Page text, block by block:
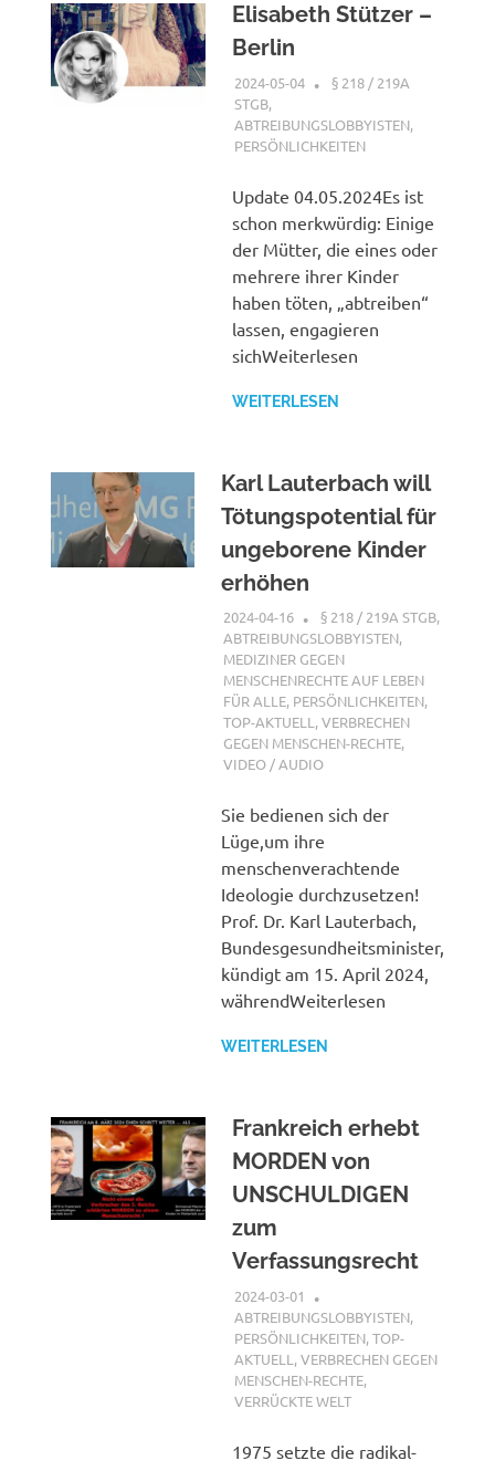
Elisabeth Stützer –
Berlin
2024-05-04 XX
§ 218 / 219A
STGB,
ABTREIBUNGSLOBBYISTEN,
PERSÖNLICHKEITEN
Update 04.05.2024Es ist
schon merkwürdig: Einige
der Mütter, die eines oder
mehrere ihrer Kinder
haben töten, „abtreiben“
lassen, engagieren
sichWeiterlesen
WEITERLESEN
Karl Lauterbach will
Tötungspotential für
ungeborene Kinder
erhöhen
2024-04-16 XX
§ 218 / 219A STGB,
ABTREIBUNGSLOBBYISTEN,
MEDIZINER GEGEN
MENSCHENRECHTE AUF LEBEN
FÜR ALLE, PERSÖNLICHKEITEN,
TOP-AKTUELL ,VERBRECHEN
GEGEN MENSCHEN-RECHTE,
VIDEO / AUDIO
Sie bedienen sich der
Lüge,um ihre
menschenverachtende
Ideologie durchzusetzen!
Prof. Dr. Karl Lauterbach,
Bundesgesundheitsminister,
kündigt am 15. April 2024,
währendWeiterlesen
WEITERLESEN
Frankreich erhebt
MORDEN von
UNSCHULDIGEN
zum
Verfassungsrecht
2024-03-01
ABTREIBUNGSLOBBYISTEN,
PERSÖNLICHKEITEN,TOP-
AKTUELL ,VERBRECHEN GEGEN
MENSCHEN-RECHTE,
VERRÜCKTE WELT
1975 setzte die radikal-